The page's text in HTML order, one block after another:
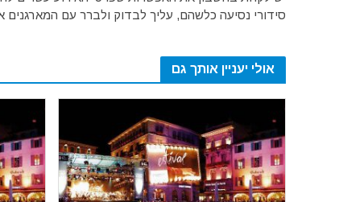
סידורי נסיעה כלשהם, עליך לבדוק ולברר עם
אולי יעניין אותך גם